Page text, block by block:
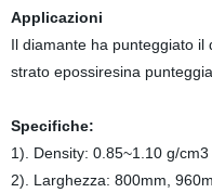
Applicazioni
Il diamante ha punteggiato
strato epossiresina
Specifiche:
1). Density: 0.85~1.10 g/cm3
2). Larghezza: 800mm,